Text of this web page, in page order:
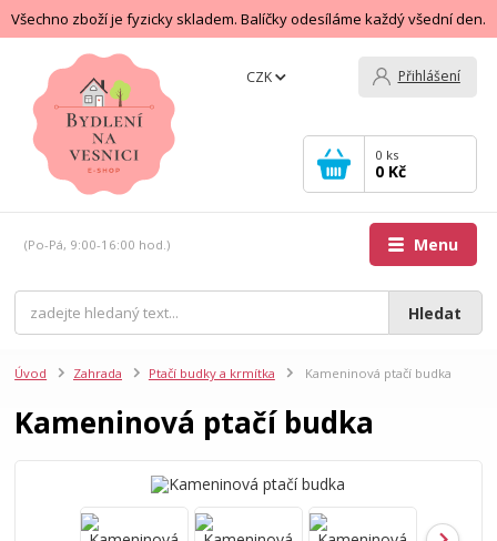
Všechno zboží je fyzicky skladem. Balíčky odesíláme každý všední den.
Menu
CZK Přihlášení
Hledat
(Po-Pá, 9:00-16:00 hod.)
0 ks
0 Kč
Úvod Zahrada Ptačí budky a krmítka Kameninová ptačí budka
Kameninová ptačí budka